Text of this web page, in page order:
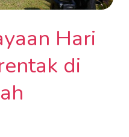
Hari
di